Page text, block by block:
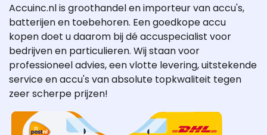
Accuinc.nl is groothandel en importeur van accu's,
batterijen en toebehoren. Een goedkope accu
kopen doet u daarom bij dé accuspecialist voor
bedrijven en particulieren. Wij staan voor
professioneel advies, een vlotte levering, uitstekende
service en accu's van absolute topkwaliteit tegen
zeer scherpe prijzen!